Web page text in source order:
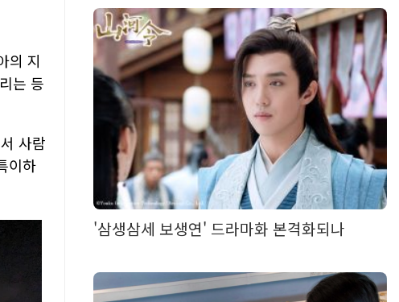
의 지
는 등
사람
이하
'삼생삼세 보생연' 드라마화 본격화되나